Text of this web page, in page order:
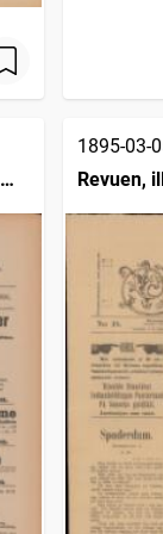
1895-03-
Revuen,